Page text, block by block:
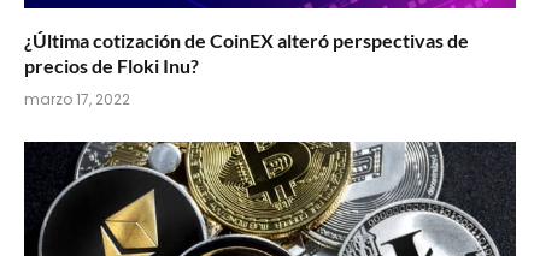
¿Última cotización de CoinEX alteró perspectivas de
precios de Floki Inu?
marzo 17, 2022